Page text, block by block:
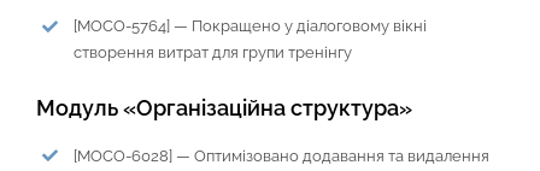
[MOCO-5764] — Покращено у діалоговому вікні
створення витрат для групи тренінгу
Модуль «Організаційна структура»
[MOCO-6028] — Оптимізовано додавання та видалення